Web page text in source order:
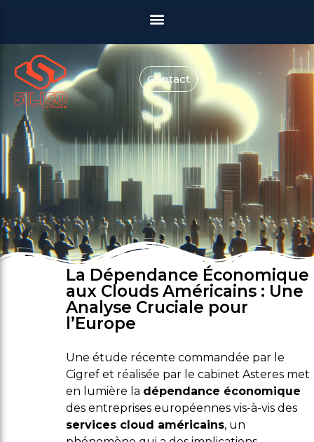
Contact
La Dépendance Économique
aux Clouds Américains : Une
Analyse Cruciale pour
l’Europe
Une étude récente commandée par le
Cigref et réalisée par le cabinet Asteres met
en lumière la dépendance économique
des entreprises européennes vis-à-vis des
services cloud américains, un